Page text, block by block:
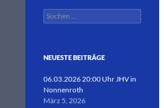
Suchen
nach:
NEUESTE BEITRÄGE
06.03.2026 20:00 Uhr JHV in
Nonnenroth
März 5, 2026